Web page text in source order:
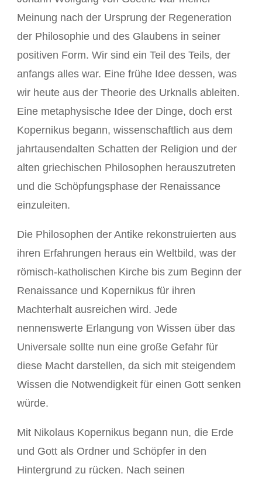
Meinung nach der Ursprung der Regeneration
der Philosophie und des Glaubens in seiner
positiven Form. Wir sind ein Teil des Teils, der
anfangs alles war. Eine frühe Idee dessen, was
wir heute aus der Theorie des Urknalls ableiten.
Eine metaphysische Idee der Dinge, doch erst
Kopernikus begann, wissenschaftlich aus dem
jahrtausendalten Schatten der Religion und der
alten griechischen Philosophen herauszutreten
und die Schöpfungsphase der Renaissance
einzuleiten.
Die Philosophen der Antike rekonstruierten aus
ihren Erfahrungen heraus ein Weltbild, was der
römisch-katholischen Kirche bis zum Beginn der
Renaissance und Kopernikus für ihren
Machterhalt ausreichen wird. Jede
nennenswerte Erlangung von Wissen über das
Universale sollte nun eine große Gefahr für
diese Macht darstellen, da sich mit steigendem
Wissen die Notwendigkeit für einen Gott senken
würde.
Mit Nikolaus Kopernikus begann nun, die Erde
und Gott als Ordner und Schöpfer in den
Hintergrund zu rücken. Nach seinen